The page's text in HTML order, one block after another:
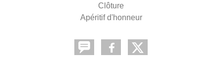
Clôture
Apéritif d'honneur